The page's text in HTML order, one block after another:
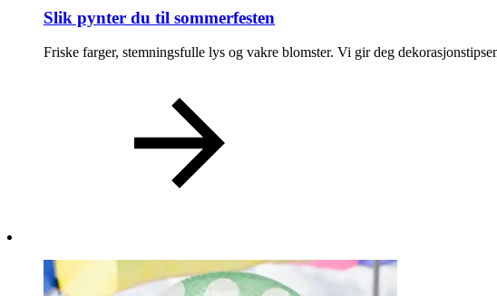
Magasin
Gavekort
Slik pynter du til sommerfesten
Friske farger, stemningsfulle lys og vakre blomster. Vi gir deg